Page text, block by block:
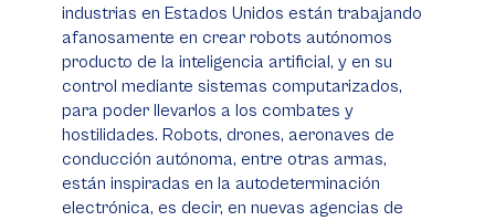
industrias en Estados Unidos están trabajando
afanosamente en crear robots autónomos
producto de la inteligencia artificial, y en su
control mediante sistemas computarizados,
para poder llevarlos a los combates y
hostilidades. Robots, drones, aeronaves de
conducción autónoma, entre otras armas,
están inspiradas en la autodeterminación
electrónica, es decir, en nuevas agencias de